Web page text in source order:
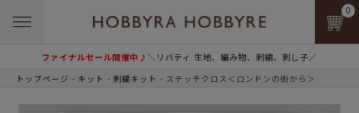
ファイナルセール開催中♪＼リバティ 生地、編み物、刺繍、刺し子／
0
トップページ キット 刺繍キット ステッチクロス＜ロンドンの街から＞